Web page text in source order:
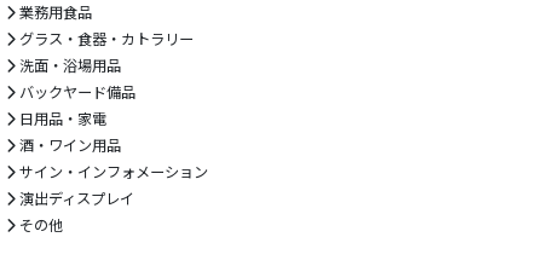
業務用食品
グラス・食器・カトラリー
洗面・浴場用品
バックヤード備品
日用品・家電
酒・ワイン用品
サイン・インフォメーション
演出ディスプレイ
その他